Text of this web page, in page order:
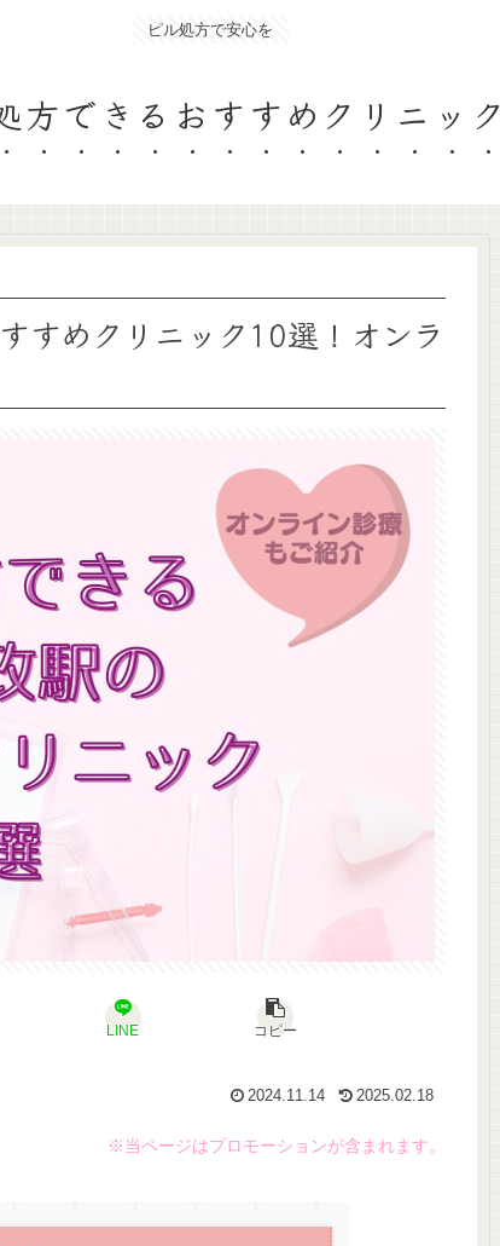
ピル処方で安心を
方できるおすすめクリニック
すめクリニック10選！オンラ
LINE コピー
2024.11.14 2025.02.18
※当ページはプロモーションが含まれます。